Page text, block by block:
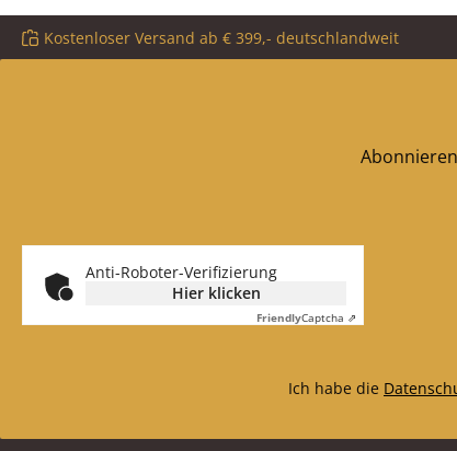
Kostenloser Versand ab € 399,- deutschlandweit
Anti-Roboter-Verifizierung
Hier klicken
FriendlyCaptcha ⇗
Ich habe die